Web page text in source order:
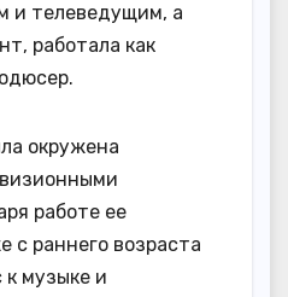
и телеведущим, а
работала как
окружена
работе ее
с раннего возраста
к музыке и